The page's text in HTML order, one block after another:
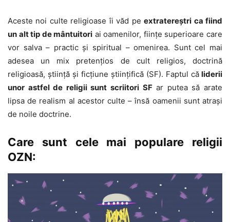
Aceste noi culte religioase îi văd peextratereștri ca fiind
un alt tip de mântuitori ai oamenilor, ființe superioare care
vor salva – practic și spiritual – omenirea. Sunt cel mai
adesea un mix pretențios de cult religios, doctrină
religioasă, știință și ficțiune științifică (SF). Faptul că liderii
unor astfel de religii sunt scriitori SFar putea să arate
lipsa de realism al acestor culte – însă oamenii sunt atrași
de noile doctrine.
Care sunt cele mai populare religii
OZN: